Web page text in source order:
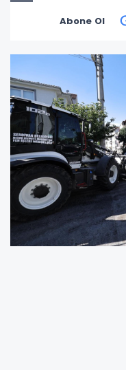
Abone Ol